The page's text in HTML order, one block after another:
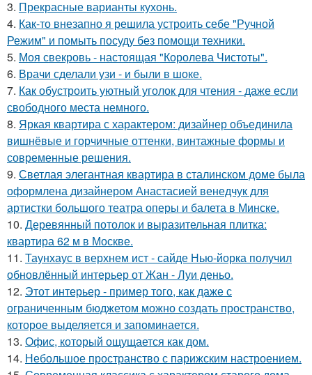
3. Прекрасные варианты кухонь.
4. Как-то внезапно я решила устроить себе "Ручной
Режим" и помыть посуду без помощи техники.
5. Моя свекровь - настоящая "Королева Чистоты".
6. Врачи сделали узи - и были в шоке.
7. Как обустроить уютный уголок для чтения - даже если
свободного места немного.
8. Яркая квартира с характером: дизайнер объединила
вишнёвые и горчичные оттенки, винтажные формы и
современные решения.
9. Светлая элегантная квартира в сталинском доме была
оформлена дизайнером Анастасией венедчук для
артистки большого театра оперы и балета в Минске.
10. Деревянный потолок и выразительная плитка:
квартира 62 м в Москве.
11. Таунхаус в верхнем ист - сайде Нью-йорка получил
обновлённый интерьер от Жан - Луи деньо.
12. Этот интерьер - пример того, как даже с
ограниченным бюджетом можно создать пространство,
которое выделяется и запоминается.
13. Офис, который ощущается как дом.
14. Небольшое пространство с парижским настроением.